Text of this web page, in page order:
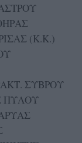
(Κ.Κ.)
ΣΥΒΡΟΥ
ΠΥΛΟΥ